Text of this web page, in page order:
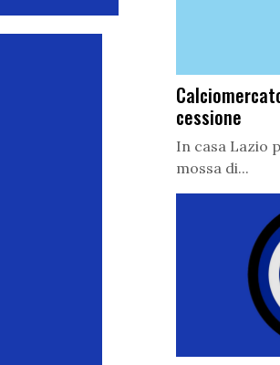
cessione
In casa Lazio
mossa di...